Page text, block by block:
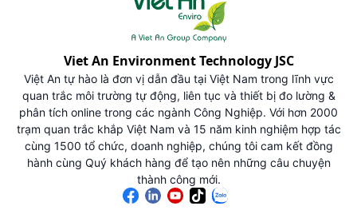
Viet An Environment Technology JSC
Việt An tự hào là đơn vị dẫn đầu tại Việt Nam trong lĩnh vực
quan trắc môi trường tự động, liên tục và thiết bị đo lường &
phân tích online trong các ngành Công Nghiệp. Với hơn 2000
trạm quan trắc khắp Việt Nam và 15 năm kinh nghiệm hợp tác
cùng 1500 tổ chức, doanh nghiệp, chúng tôi cam kết đồng
hành cùng Quý khách hàng để tạo nên những câu chuyện
thành công mới.